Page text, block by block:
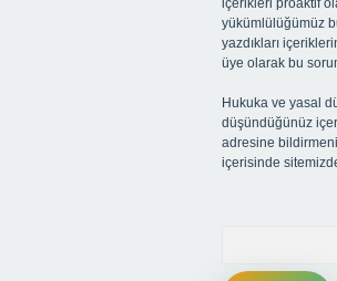
içerikleri proaktif
yükümlülüğümüz
yazdıkları
üye olarak bu
Hukuka ve yasal
düşündüğünüz
adresine
içerisinde